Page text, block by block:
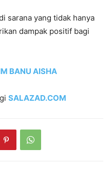
sarana yang tidak hanya
dampak positif bagi
BANU AISHA
SALAZAD.COM